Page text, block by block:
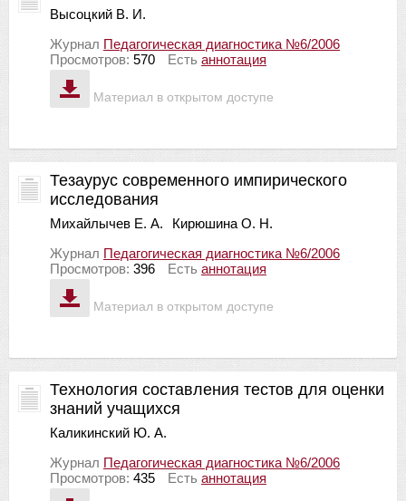
Материал в открытом доступе
Высоцкий В. И.
Журнал Педагогическая диагностика №6/2006
Просмотров: 570 Есть аннотация
Материал в открытом доступе
Тезаурус современного импирического
исследования
Михайлычев Е. А.
Кирюшина О. Н.
Журнал Педагогическая диагностика №6/2006
Просмотров: 396 Есть аннотация
Технология составления тестов для оценки
знаний учащихся
Каликинский Ю. А.
Журнал Педагогическая диагностика №6/2006
Просмотров: 435 Есть аннотация